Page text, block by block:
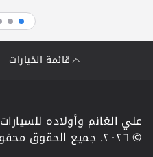
قائمة الخيارات
علي الغانم وأولاده للسيارات
© ٢٠٢٦. جميع الحقوق محفوظة.